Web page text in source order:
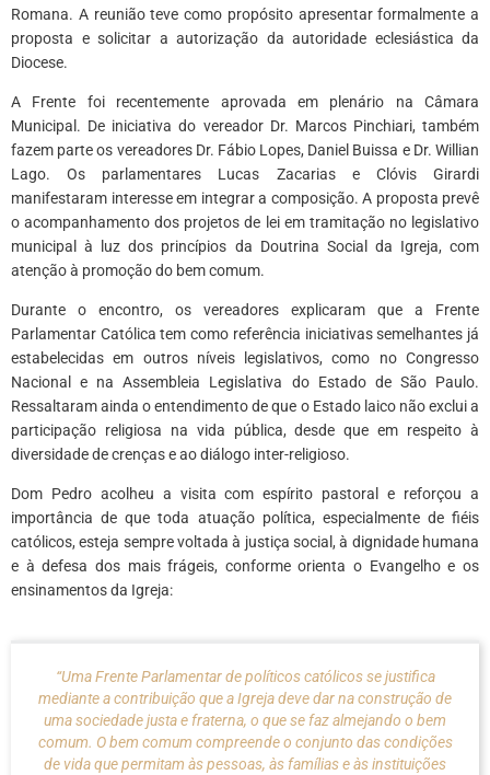
Romana. A reunião teve como propósito apresentar formalmente a
proposta e solicitar a autorização da autoridade eclesiástica da
Diocese.
A Frente foi recentemente aprovada em plenário na Câmara
Municipal. De iniciativa do vereador Dr. Marcos Pinchiari, também
fazem parte os vereadores Dr. Fábio Lopes, Daniel Buissa e Dr. Willian
Lago. Os parlamentares Lucas Zacarias e Clóvis Girardi
manifestaram interesse em integrar a composição. A proposta prevê
o acompanhamento dos projetos de lei em tramitação no legislativo
municipal à luz dos princípios da Doutrina Social da Igreja, com
atenção à promoção do bem comum.
Durante o encontro, os vereadores explicaram que a Frente
Parlamentar Católica tem como referência iniciativas semelhantes já
estabelecidas em outros níveis legislativos, como no Congresso
Nacional e na Assembleia Legislativa do Estado de São Paulo.
Ressaltaram ainda o entendimento de que o Estado laico não exclui a
participação religiosa na vida pública, desde que em respeito à
diversidade de crenças e ao diálogo inter-religioso.
Dom Pedro acolheu a visita com espírito pastoral e reforçou a
importância de que toda atuação política, especialmente de fiéis
católicos, esteja sempre voltada à justiça social, à dignidade humana
e à defesa dos mais frágeis, conforme orienta o Evangelho e os
ensinamentos da Igreja:
“Uma Frente Parlamentar de políticos católicos se justifica
mediante a contribuição que a Igreja deve dar na construção de
uma sociedade justa e fraterna, o que se faz almejando o bem
comum. O bem comum compreende o conjunto das condições
de vida que permitam às pessoas, às famílias e às instituições